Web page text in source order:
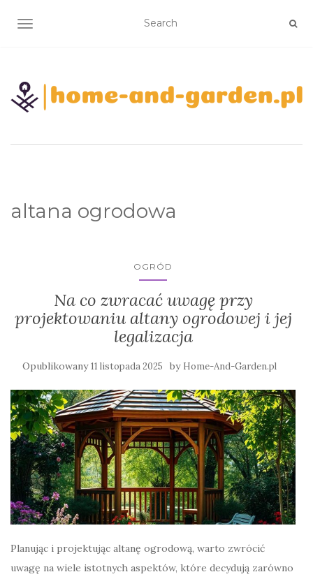
TOGGLE NAVIGATION
altana ogrodowa
OGRÓD
Na co zwracać uwagę przy
projektowaniu altany ogrodowej i jej
legalizacja
Opublikowany11 listopada 2025 by Home-And-Garden.pl
Planując i projektując altanę ogrodową, warto zwrócić
uwagę na wiele istotnych aspektów, które decydują zarówno